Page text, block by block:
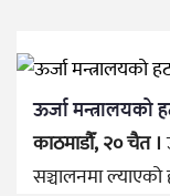
ऊर्जा मन्त्रालयको
काठमाडौँ, २० चैत ।
सञ्चालनमा